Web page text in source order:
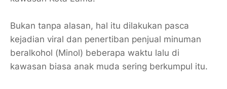
Bukan tanpa alasan, hal itu dilakukan pasca
kejadian viral dan penertiban penjual minuman
beralkohol (Minol) beberapa waktu lalu di
kawasan biasa anak muda sering berkumpul itu.